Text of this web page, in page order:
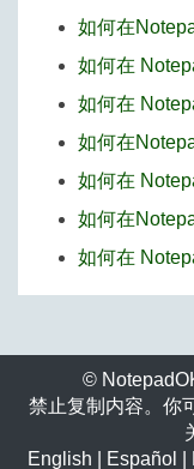
如何在
如何在
如何在
如何在
如何在
如何在
如何在
©
禁止复制内容。你
English
Español